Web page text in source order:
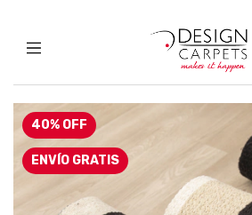
40% OFF
ENVÍO GRATIS